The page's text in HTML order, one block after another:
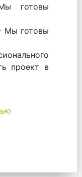
готовы
Мы готовы
проект в
пластик.
рынка в
в